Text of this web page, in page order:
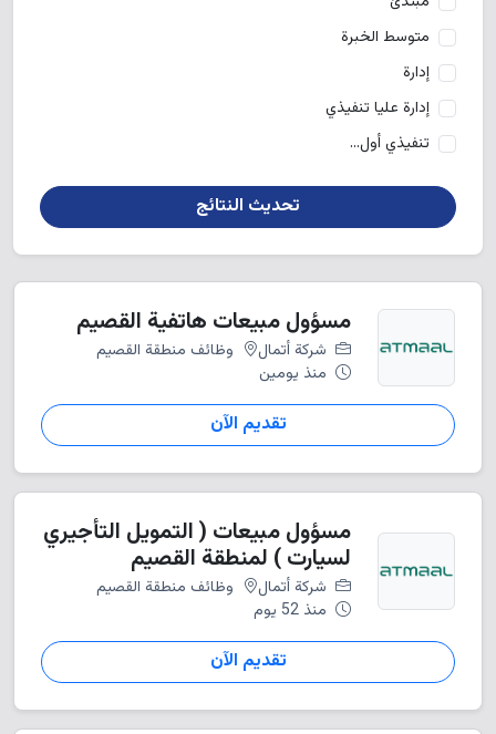
متوسط الخبرة
إدارة
إدارة عليا تنفيذي
تنفيذي أول...
تحديث النتائج
مسؤول مبيعات هاتفية القصيم
شركة أتمال
وظائف منطقة القصيم
منذ يومين
تقديم الآن
مسؤول مبيعات ( التمويل التأجيري
لسيارت ) لمنطقة القصيم
شركة أتمال
وظائف منطقة القصيم
منذ 52 يوم
تقديم الآن